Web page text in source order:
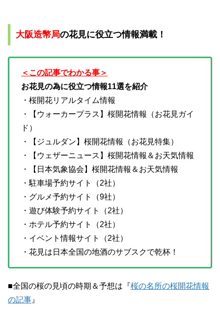
大阪造幣局の花見に役立つ情報満載！
＜この記事でわかる事＞
お花見の為に役立つ情報11選を紹介
・桜開花リアルタイム情報
・【ウォーカープラス】桜開花情報（お花見ガイ
ド）
・【ジュルダン】桜開花情報（お花見特集）
・【ウェザーニュース】桜開花情報＆お天気情報
・【日本気象協会】桜開花情報＆お天気情報
・駐車場予約サイト（2社）
・グルメ予約サイト（9社）
・遊び体験予約サイト（2社）
・ホテル予約サイト（2社）
・イベント情報サイト（2社）
・花見は日本全国の地酒のサブスクで乾杯！
■全国の桜の見頃の時期＆予想は『桜の名所の桜開花情報
の記事 』